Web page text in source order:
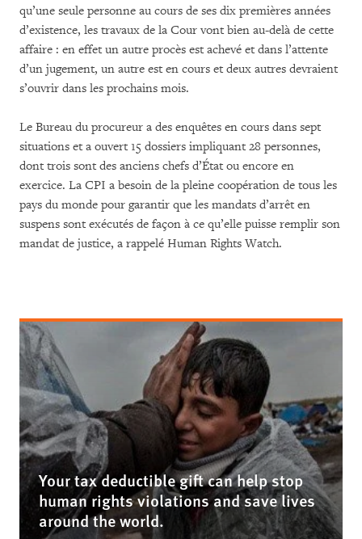
qu’une seule personne au cours de ses dix premières années
d’existence, les travaux de la Cour vont bien au-delà de cette
affaire : en effet un autre procès est achevé et dans l’attente
d’un jugement, un autre est en cours et deux autres devraient
s’ouvrir dans les prochains mois.
Le Bureau du procureur a des enquêtes en cours dans sept
situations et a ouvert 15 dossiers impliquant 28 personnes,
dont trois sont des anciens chefs d’État ou encore en
exercice. La CPI a besoin de la pleine coopération de tous les
pays du monde pour garantir que les mandats d’arrêt en
suspens sont exécutés de façon à ce qu’elle puisse remplir son
mandat de justice, a rappelé Human Rights Watch.
Your tax deductible gift can help stop
human rights violations and save lives
around the world.